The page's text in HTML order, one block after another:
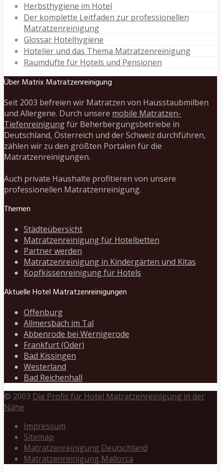
Herbsthygiene im Hotel
Der komplette Leitfaden zur professionellen
Matratzenreinigung
Glossar Hotelhygiene
Hotelier und das Thema Matratzenreinigung
Raumdüfte für Hotels und Pensionen
Über Matrix Matratzenreinigung
Seit 2003 befreien wir Matratzen von Hausstaubmilben
und Allergene. Durch unsere mobile Matratzen-
Tiefenreinigungfür Beherbergungsbetriebe in
Deutschland, Österreich und der Schweiz durchführen,
zählen wir zu den größten Portalen für die
Matratzenreinigungen.
Auch private Haushalte profitieren von unsere
professionellen Matratzenreinigung.
Themen
Städteübersicht
Matratzenreinigung für Hotelbetten
Partner werden
Matratzenreinigung in Kindergärten und Kitas
Kopfkissenreinigung für Hotels
Aktuelle Hotel Matratzenreinigungen
Offenburg
Allmersbach im Tal
Abbenrode bei Wernigerode
Frankfurt (Oder)
Bad Kissingen
Westerland
Bad Reichenhall
© 2003 Die Profis für Hotel Matratzenreinigung in der
Nähe
Impressum
Sitemap
Matratzenreinigung Deutschland
Matratzenreinigung Mallorca